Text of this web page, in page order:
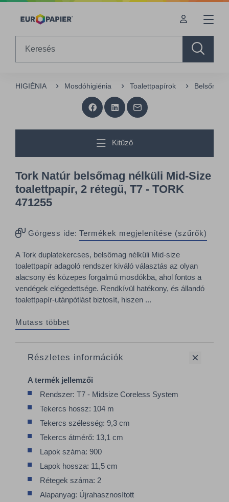
Table Of Content
Kiegészítő termékek
Az Önt érdeklő termékek
HIGIÉNIA Mosdóhigiénia Toalettpapírok
Kitűző
Tork Natúr belsőmag nélküli Mid-Size
toalettpapír, 2 rétegű, T7 - TORK
471255
Görgess ide: Termékek megjelenítése (szűrők)
A Tork duplatekercses, belsőmag nélküli Mid-size
toalettpapír adagoló rendszer kiváló választás az olyan
alacsony és közepes forgalmú mosdókba, ahol fontos a
vendégek elégedettsége. Rendkívül hatékony, és állandó
toalettpapír-utánpótlást biztosít, hiszen ...
Mutass többet
Részletes információk
A termék jellemzői
Rendszer: T7 - Midsize Coreless System
Tekercs hossz: 104 m
Tekercs szélesség: 9,3 cm
Tekercs átmérő: 13,1 cm
Lapok száma: 900
Lapok hossza: 11,5 cm
Rétegek száma: 2
Alapanyag: Újrahasznosított